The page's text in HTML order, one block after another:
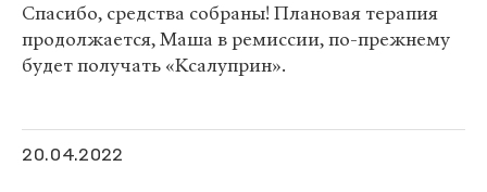
Спасибо, средства собраны! Плановая терапия
продолжается, Маша в ремиссии, по-прежнему
будет получать «Ксалуприн».
20.04.2022